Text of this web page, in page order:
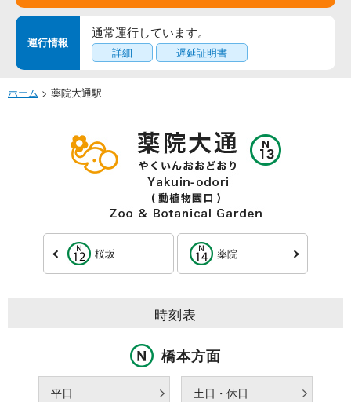
運行情報
通常運行しています。
詳細 遅延証明書
ホーム > 薬院大通駅
桜坂 薬院
時刻表
橋本方面
平日 土日・休日